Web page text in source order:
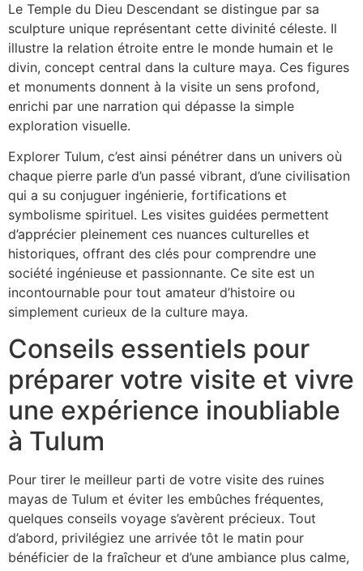
Le Temple du Dieu Descendant se distingue par sa
sculpture unique représentant cette divinité céleste. Il
illustre la relation étroite entre le monde humain et le
divin, concept central dans la culture maya. Ces figures
et monuments donnent à la visite un sens profond,
enrichi par une narration qui dépasse la simple
exploration visuelle.
Explorer Tulum, c’est ainsi pénétrer dans un univers où
chaque pierre parle d’un passé vibrant, d’une civilisation
qui a su conjuguer ingénierie, fortifications et
symbolisme spirituel. Les visites guidées permettent
d’apprécier pleinement ces nuances culturelles et
historiques, offrant des clés pour comprendre une
société ingénieuse et passionnante. Ce site est un
incontournable pour tout amateur d’histoire ou
simplement curieux de la culture maya.
Conseils essentiels pour
préparer votre visite et vivre
une expérience inoubliable
à Tulum
Pour tirer le meilleur parti de votre visite des ruines
mayas de Tulum et éviter les embûches fréquentes,
quelques conseils voyage s’avèrent précieux. Tout
d’abord, privilégiez une arrivée tôt le matin pour
bénéficier de la fraîcheur et d’une ambiance plus calme,